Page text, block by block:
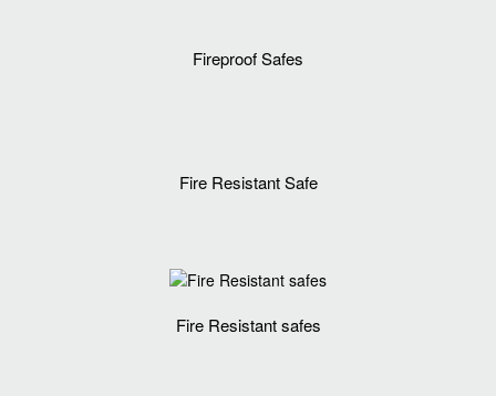
Fireproof Safes
Fire Resistant Safe
Fire Resistant safes